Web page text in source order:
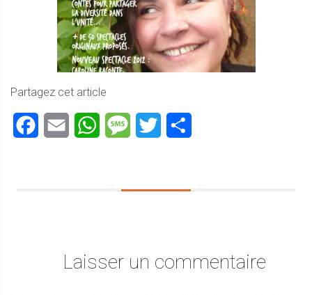
Partagez cet article
Facebook
Email WhatsAppMessageTwitter
Laisser un commentaire